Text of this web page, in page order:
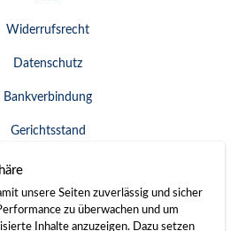
Widerrufsrecht
Datenschutz
Bankverbindung
Gerichtsstand
erklären
unsere Seiten zuverlässig und sicher
zu überwachen und um
Inhalte anzuzeigen. Dazu setzen